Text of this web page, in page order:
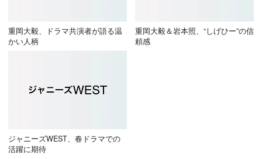
重岡大毅、ドラマ共演者が語る温
かい人柄
重岡大毅＆岩本照、“しげひー”の信
頼感
ジャニーズWEST、春ドラマでの
活躍に期待